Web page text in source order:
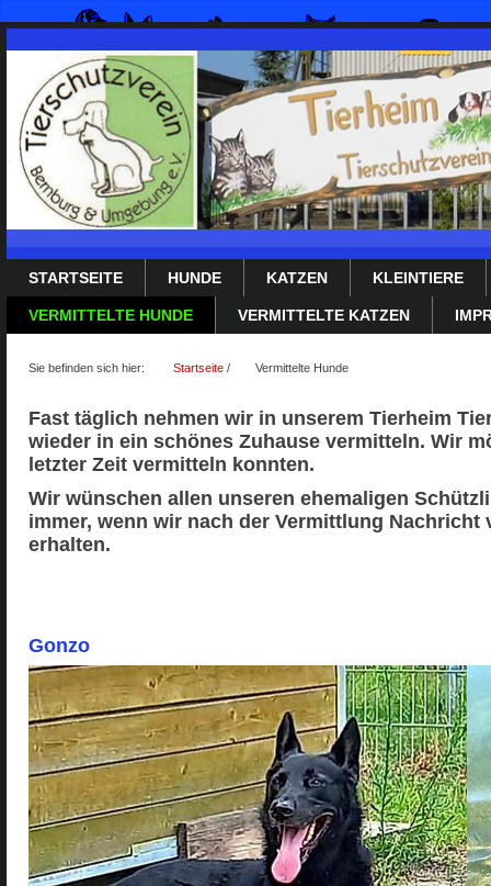
STARTSEITE HUNDE KATZEN KLEINTIERE
VERMITTELTE HUNDE VERMITTELTE KATZEN
Sie befinden sich hier: Startseite / Vermittelte Hunde
Fast täglich nehmen wir in unserem Tierheim
wieder in ein schönes Zuhause vermitteln. Wir
letzter Zeit vermitteln konnten.
Wir wünschen allen unseren ehemaligen
immer, wenn wir nach der Vermittlung
erhalten.
Gonzo